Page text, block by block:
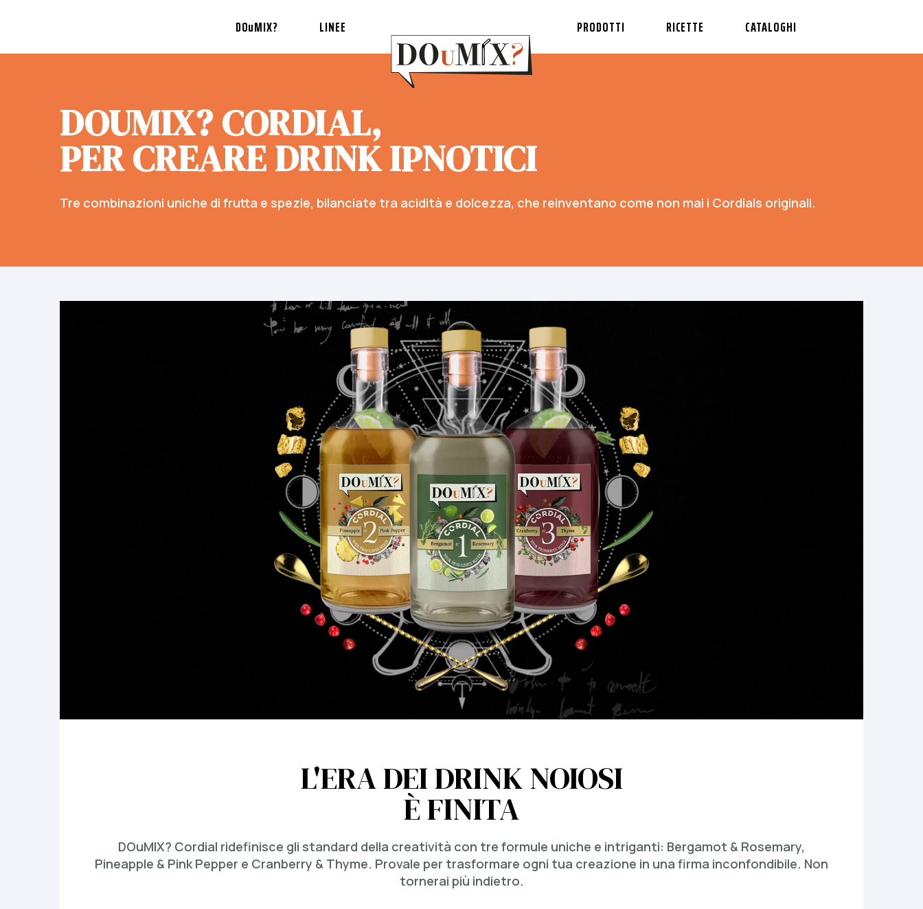
DOuMIX? LINEE PRODOTTI RICETTE CATALOGHI
DOUMIX? CORDIAL,
PER CREARE DRINK IPNOTICI
Tre combinazioni uniche di frutta e spezie, bilanciate tra acidità e dolcezza, che reinventano come non mai i Cordials originali.
L'ERA DEI DRINK NOIOSI
È FINITA
DOuMIX? Cordial ridefinisce gli standard della creatività con tre formule uniche e intriganti: Bergamot & Rosemary,
Pineapple & Pink Pepper e Cranberry & Thyme. Provale per trasformare ogni tua creazione in una firma inconfondibile. Non
tornerai più indietro.